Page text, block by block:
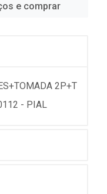
e comprar
2P+T
- PIAL